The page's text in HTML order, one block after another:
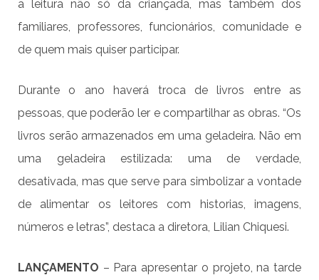
a leitura não só da criançada, mas também dos
familiares, professores, funcionários, comunidade e
de quem mais quiser participar.
Durante o ano haverá troca de livros entre as
pessoas, que poderão ler e compartilhar as obras. “Os
livros serão armazenados em uma geladeira. Não em
uma geladeira estilizada: uma de verdade,
desativada, mas que serve para simbolizar a vontade
de alimentar os leitores com historias, imagens,
números e letras”, destaca a diretora, Lilian Chiquesi.
LANÇAMENTO – Para apresentar o projeto, na tarde